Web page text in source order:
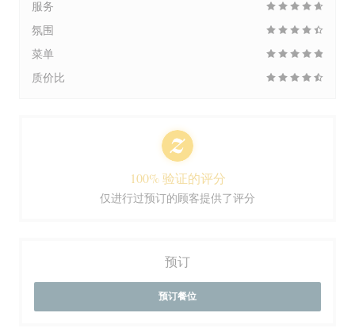
服务
氛围
菜单
质价比
100% 验证的评分
仅进行过预订的顾客提供了评分
预订
预订餐位